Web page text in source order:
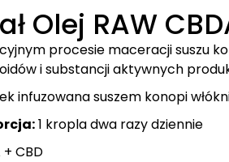
Olej RAW
procesie maceracji suszu
i substancji aktywnych
infuzowana suszem konopi
1 kropla dwa razy dziennie
+ CBD